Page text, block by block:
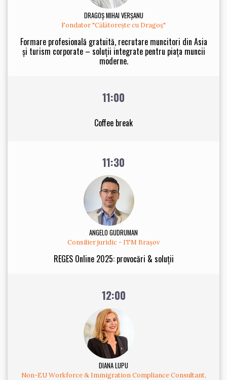
DRAGOȘ MIHAI VERȘANU
Fondator "Călătorește cu Dragoș"
Formare profesională gratuită, recrutare muncitori din Asia
și turism corporate – soluții integrate pentru piața muncii
moderne.
11:00
Coffee break
11:30
ANGELO GUDRUMAN
Consilier juridic - ITM Brașov
REGES Online 2025: provocări & soluții
12:00
DIANA LUPU
Non-EU Workforce & Immigration Compliance Consultant,